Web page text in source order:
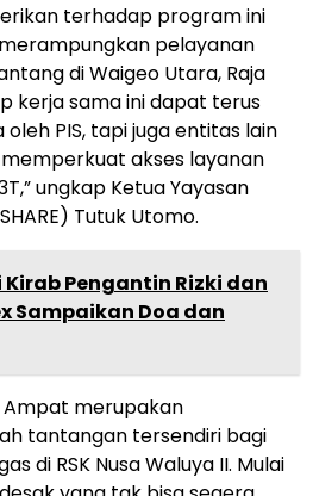
terhadap program ini
pelayanan
di Waigeo Utara, Raja
kerja sama ini dapat terus
PIS, tapi juga entitas lain
akses layanan
ungkap Ketua Yayasan
Tutuk Utomo.
Kirab Pengantin Rizki dan
Sampaikan Doa dan
Ampat merupakan
tantangan tersendiri bagi
di RSK Nusa Waluya II. Mulai